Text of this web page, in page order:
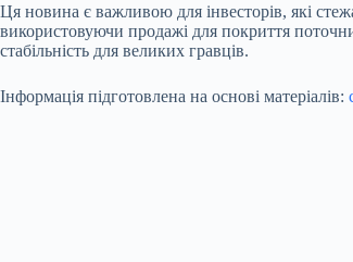
Ця новина є важливою для інвесторів, які
використовуючи продажі для покриття
стабільність для великих гравців.
Інформація підготовлена на основі матеріалів: